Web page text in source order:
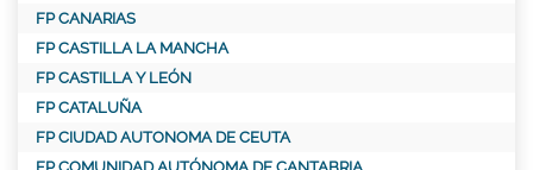
FP CANARIAS
FP CASTILLA LA MANCHA
FP CASTILLA Y LEÓN
FP CATALUÑA
FP CIUDAD AUTONOMA DE CEUTA